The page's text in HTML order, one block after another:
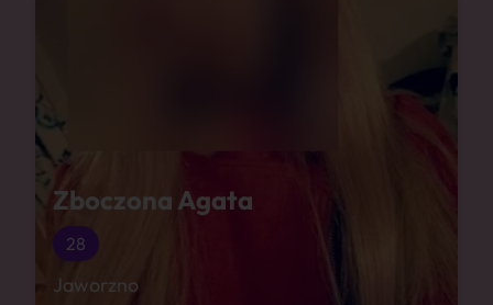
Zboczona Agata
28
Jaworzno